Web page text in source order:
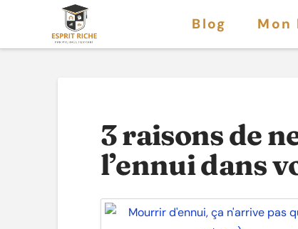
Blog Mon
3 raisons de
l’ennui dans